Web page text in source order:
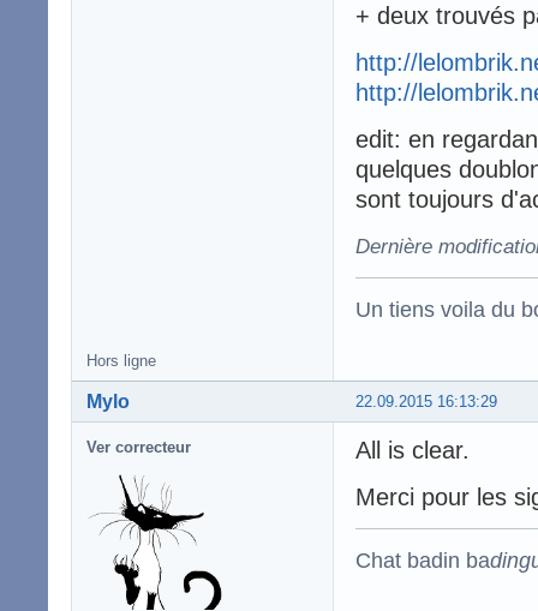
+ deux trouvés
http://
http://
edit: en
quelques
sont toujours
Dernière
Un tiens voila du
Hors ligne
22.09.2015 16:13:29
Mylo
Ver correcteur
All is clear.
Merci pour les
Chat badin ba